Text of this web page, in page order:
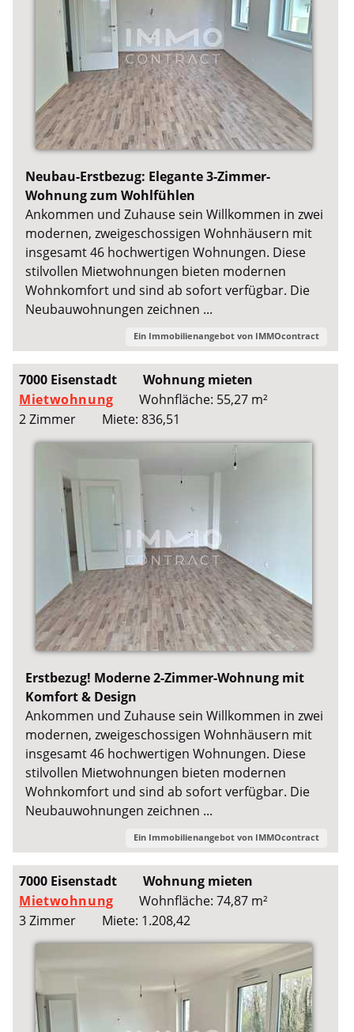
Neubau-Erstbezug: Elegante 3-Zimmer-
Wohnung zum Wohlfühlen
Ankommen und Zuhause sein Willkommen in zwei
modernen, zweigeschossigen Wohnhäusern mit
insgesamt 46 hochwertigen Wohnungen. Diese
stilvollen Mietwohnungen bieten modernen
Wohnkomfort und sind ab sofort verfügbar. Die
Neubauwohnungen zeichnen ...
Ein Immobilienangebot von IMMOcontract
7000 Eisenstadt
Wohnung mieten
Mietwohnung
Wohnfläche: 55,27 m²
2 Zimmer
Miete: 836,51
Erstbezug! Moderne 2-Zimmer-Wohnung mit
Komfort & Design
Ankommen und Zuhause sein Willkommen in zwei
modernen, zweigeschossigen Wohnhäusern mit
insgesamt 46 hochwertigen Wohnungen. Diese
stilvollen Mietwohnungen bieten modernen
Wohnkomfort und sind ab sofort verfügbar. Die
Neubauwohnungen zeichnen ...
Ein Immobilienangebot von IMMOcontract
7000 Eisenstadt
Wohnung mieten
Mietwohnung
Wohnfläche: 74,87 m²
3 Zimmer
Miete: 1.208,42